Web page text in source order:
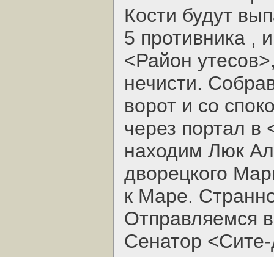
Кости будут
5 противника ,
<Район
нечисти.
ворот и со
через портал
находим Люк
дворецкого
к Маре.
Отправляемся
Сенатор